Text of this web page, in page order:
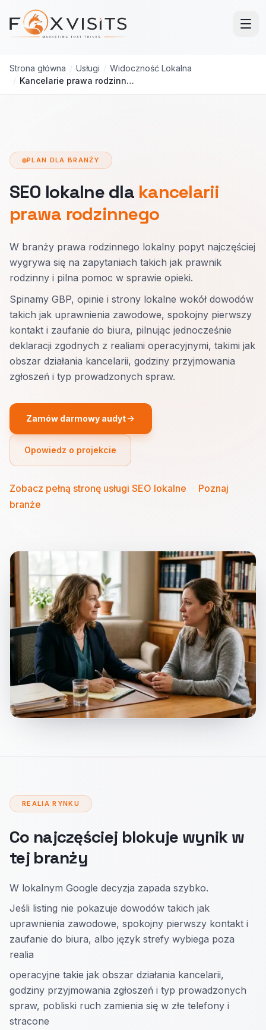
Przejdź do treści głównej
Strona główna / Usługi / Widoczność Lokalna
/
Kancelarie prawa rodzinnego
PLAN DLA BRANŻY
SEO lokalne dla kancelarii
prawa rodzinnego
W branży prawa rodzinnego lokalny popyt najczęściej
wygrywa się na zapytaniach takich jak prawnik
rodzinny i pilna pomoc w sprawie opieki.
Spinamy GBP, opinie i strony lokalne wokół dowodów
takich jak uprawnienia zawodowe, spokojny pierwszy
kontakt i zaufanie do biura, pilnując jednocześnie
deklaracji zgodnych z realiami operacyjnymi, takimi jak
obszar działania kancelarii, godziny przyjmowania
zgłoszeń i typ prowadzonych spraw.
Zamów darmowy audyt
Opowiedz o projekcie
Zobacz pełną stronę usługi SEO lokalne
Poznaj
branże
REALIA RYNKU
Co najczęściej blokuje wynik w
tej branży
W lokalnym Google decyzja zapada szybko.
Jeśli listing nie pokazuje dowodów takich jak
uprawnienia zawodowe, spokojny pierwszy kontakt i
zaufanie do biura, albo język strefy wybiega poza
realia
operacyjne takie jak obszar działania kancelarii,
godziny przyjmowania zgłoszeń i typ prowadzonych
spraw, pobliski ruch zamienia się w złe telefony i
stracone